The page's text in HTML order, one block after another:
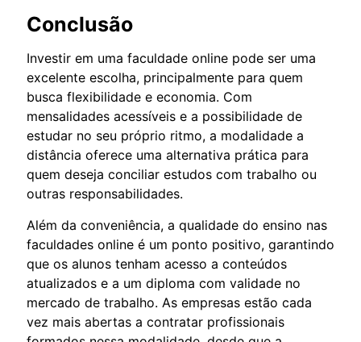
Conclusão
Investir em uma faculdade online pode ser uma
excelente escolha, principalmente para quem
busca flexibilidade e economia. Com
mensalidades acessíveis e a possibilidade de
estudar no seu próprio ritmo, a modalidade a
distância oferece uma alternativa prática para
quem deseja conciliar estudos com trabalho ou
outras responsabilidades.
Além da conveniência, a qualidade do ensino nas
faculdades online é um ponto positivo, garantindo
que os alunos tenham acesso a conteúdos
atualizados e a um diploma com validade no
mercado de trabalho. As empresas estão cada
vez mais abertas a contratar profissionais